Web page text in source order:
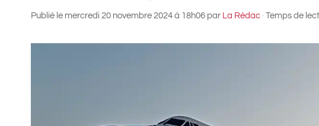
Publié le mercredi 20 novembre 2024 à 18h06 par La Rédac · Temps de